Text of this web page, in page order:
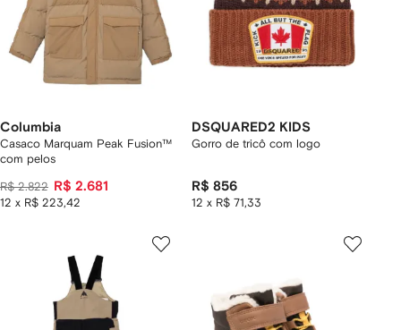
Columbia
Casaco Marquam Peak Fusion™
com pelos
R$ 2.822 R$ 2.681
12 x R$ 223,42
DSQUARED2 KIDS
Gorro de tricô com logo
R$ 856
12 x R$ 71,33